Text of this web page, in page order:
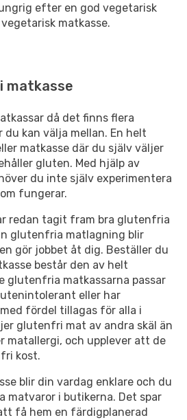
efter en god vegetarisk
matkasse.
matkasse
då det finns flera
kan välja mellan. En helt
matkasse där du själv väljer
gluten. Med hjälp av
du inte själv experimentera
fungerar.
redan tagit fram bra glutenfria
glutenfria matlagning blir
gör jobbet åt dig. Beställer du
består den av helt
glutenfria matkassarna passar
eller har
fördel tillagas för alla i
glutenfri mat av andra skäl än
matallergi, och upplever att de
kost.
blir din vardag enklare och du
matvaror i butikerna. Det spar
få hem en färdigplanerad